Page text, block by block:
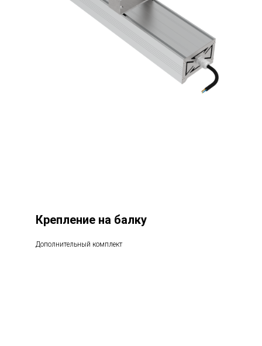
Крепление на балку
Дополнительный комплект